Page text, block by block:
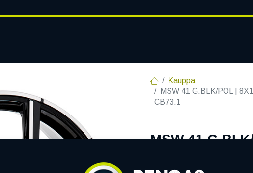
Kauppa
MSW 41 G.BLK/POL |
CB73.1
MSW 41